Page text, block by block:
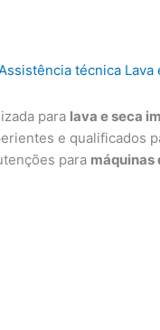
para lava e seca
e qualificados
para máquinas